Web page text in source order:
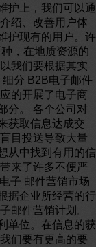
护上，我们可以通
绍、改善用户体
护现有的用户。许
，在地质资源的
我们要根据其实
分 B2B电子邮件
的开展了电子商
分。 各个公司对
获取信息达成交
目投送导致大量
从中找到有用的信
来了许多不便严
子 邮件营销市场
据企业所经营的行
邮件营销计划。
单位。在信息的获
们要有更高的要